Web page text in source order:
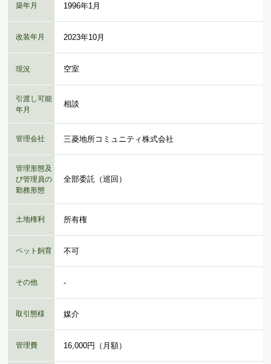
築年月 1996年1月
改装年月 2023年10月
現況 空室
引渡し可能
年月
相談
管理会社 三菱地所コミュニティ株式会社
管理形態及
び管理員の
勤務形態
全部委託（巡回）
土地権利 所有権
ペット飼育 不可
その他 -
取引態様 媒介
管理費 16,000円（月額）